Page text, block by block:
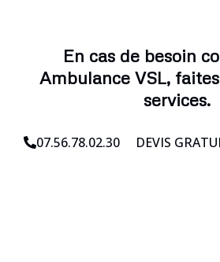
En cas de besoin
Ambulance VSL,
services.
07.56.78.02.30 DEVIS